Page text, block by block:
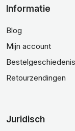
Informatie
Blog
Mijn account
Bestelgeschiedenis
Retourzendingen
Juridisch